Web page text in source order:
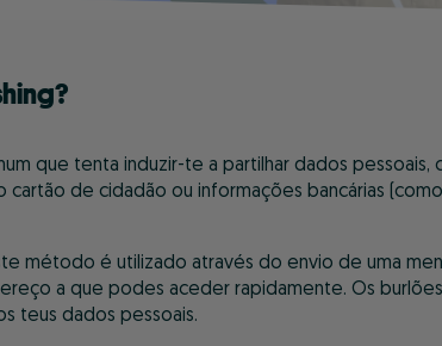
que tenta induzir-te a partilhar dados pessoais,
cartão de cidadão ou informações bancárias
método é utilizado através do envio de uma
a que podes aceder rapidamente. Os
teus dados pessoais.